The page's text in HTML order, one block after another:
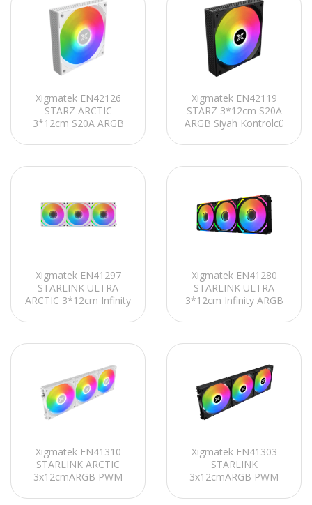
Xigmatek EN42126
STARZ ARCTIC
3*12cm S20A ARGB
Kumanda Kasa Fan Kiti
Xigmatek EN42119
STARZ 3*12cm S20A
ARGB Siyah Kontrolcü
Kiti
Xigmatek EN41297
STARLINK ULTRA
ARCTIC 3*12cm Infinity
Beyaz Mini ARGB
Xigmatek EN41280
STARLINK ULTRA
3*12cm Infinity ARGB
ARGB Kontrolcülü
Xigmatek EN41310
STARLINK ARCTIC
3x12cmARGB PWM
ARGB Kontrolcülü
Xigmatek EN41303
STARLINK
3x12cmARGB PWM
ARGB Kontrolcülü